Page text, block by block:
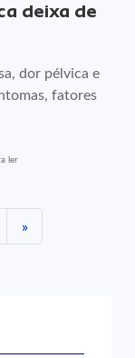
deixa de
dor pélvica e
fatores
ler
»